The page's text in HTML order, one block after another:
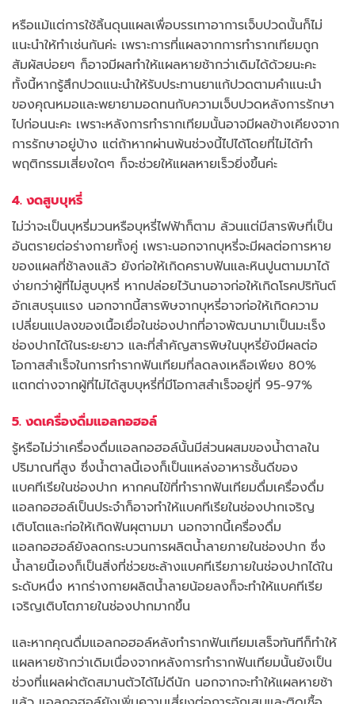
หรือแม้แต่การใช้ลิ้นดุนแผลเพื่อบรรเทาอาการเจ็บปวดนั้นก็ไม่
แนะนำให้ทำเช่นกันค่ะ เพราะการที่แผลจากการทำรากเทียมถูก
สัมผัสบ่อยๆ ก็อาจมีผลทำให้แผลหายช้ากว่าเดิมได้ด้วยนะคะ
ทั้งนี้หากรู้สึกปวดแนะนำให้รับประทานยาแก้ปวดตามคำแนะนำ
ของคุณหมอและพยายามอดทนกับความเจ็บปวดหลังการรักษา
ไปก่อนนะคะ เพราะหลังการทำรากเทียมนั้นอาจมีผลข้างเคียงจาก
การรักษาอยู่บ้าง แต่ถ้าหากผ่านพ้นช่วงนี้ไปได้โดยที่ไม่ได้ทำ
พฤติกรรมเสี่ยงใดๆ ก็จะช่วยให้แผลหายเร็วยิ่งขึ้นค่ะ
4. งดสูบบุหรี่
ไม่ว่าจะเป็นบุหรี่มวนหรือบุหรี่ไฟฟ้าก็ตาม ล้วนแต่มีสารพิษที่เป็น
อันตรายต่อร่างกายทั้งคู่ เพราะนอกจากบุหรี่จะมีผลต่อการหาย
ของแผลที่ช้าลงแล้ว ยังก่อให้เกิดคราบฟันและหินปูนตามมาได้
ง่ายกว่าผู้ที่ไม่สูบบุหรี่ หากปล่อยไว้นานอาจก่อให้เกิดโรคปริทันต์
อักเสบรุนแรง นอกจากนี้สารพิษจากบุหรี่อาจก่อให้เกิดความ
เปลี่ยนแปลงของเนื้อเยื่อในช่องปากที่อาจพัฒนามาเป็นมะเร็ง
ช่องปากได้ในระยะยาว และที่สำคัญสารพิษในบุหรี่ยังมีผลต่อ
โอกาสสำเร็จในการทำรากฟันเทียมที่ลดลงเหลือเพียง 80%
แตกต่างจากผู้ที่ไม่ได้สูบบุหรี่ที่มีโอกาสสำเร็จอยู่ที่ 95-97%
5. งดเครื่องดื่มแอลกอฮอล์
รู้หรือไม่ว่าเครื่องดื่มแอลกอฮอล์นั้นมีส่วนผสมของน้ำตาลใน
ปริมาณที่สูง ซึ่งน้ำตาลนี้เองก็เป็นแหล่งอาหารชั้นดีของ
แบคทีเรียในช่องปาก หากคนไข้ที่ทำรากฟันเทียมดื่มเครื่องดื่ม
แอลกอฮอล์เป็นประจำก็อาจทำให้แบคทีเรียในช่องปากเจริญ
เติบโตและก่อให้เกิดฟันผุตามมา นอกจากนี้เครื่องดื่ม
แอลกอฮอล์ยังลดกระบวนการผลิตน้ำลายภายในช่องปาก ซึ่ง
น้ำลายนี้เองก็เป็นสิ่งที่ช่วยชะล้างแบคทีเรียภายในช่องปากได้ใน
ระดับหนึ่ง หากร่างกายผลิตน้ำลายน้อยลงก็จะทำให้แบคทีเรีย
เจริญเติบโตภายในช่องปากมากขึ้น
และหากคุณดื่มแอลกอฮอล์หลังทำรากฟันเทียมเสร็จทันทีก็ทำให้
แผลหายช้ากว่าเดิมเนื่องจากหลังการทำรากฟันเทียมนั้นยังเป็น
ช่วงที่แผลผ่าตัดสมานตัวได้ไม่ดีนัก นอกจากจะทำให้แผลหายช้า